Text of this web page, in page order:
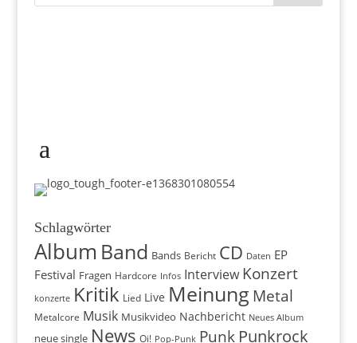
Schlagwörter
Album Band Bands Bericht CD Daten EP
Festival Fragen Hardcore Infos Interview Konzert
konzerte Kritik Lied Live Meinung Metal
Metalcore Musik Musikvideo Nachbericht Neues Album
neue single News Oi! Pop-Punk Punk Punkrock